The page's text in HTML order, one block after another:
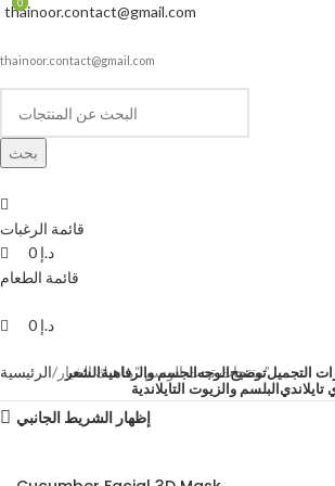
thainoor.contact@gmail.com
thainoor.contact@gmail.com
بحث
قائمة الرغبات
0
د.إ
قائمة الطعام
0
د.إ
الشعرالجسم والرفاهيةالوجهتوضيحالتجميل
البلسم والزيوت التايلاندية
الرئيسية منتجات تحت الوسم “ماسك الخيار”
إظهار الشريط الجانبي